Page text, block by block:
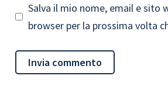
Salva il mio nome, email e sito
browser per la prossima volta